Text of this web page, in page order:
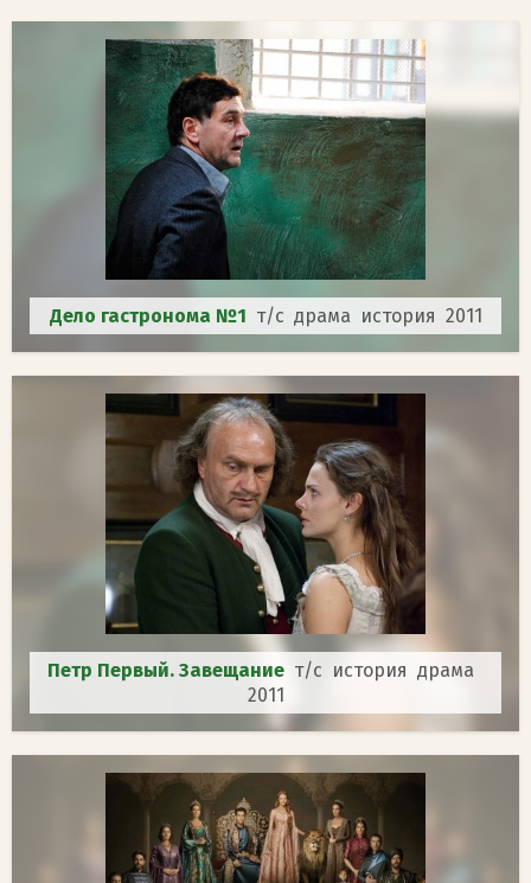
Дело гастронома №1 т/с драма история 2011
Петр Первый. Завещание т/с история драма
2011